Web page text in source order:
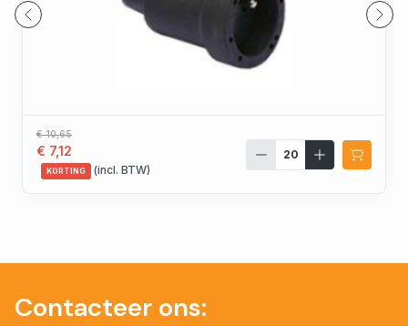
€ 10,65
€ 7,12
KORTING (incl. BTW)
Contacteer ons: